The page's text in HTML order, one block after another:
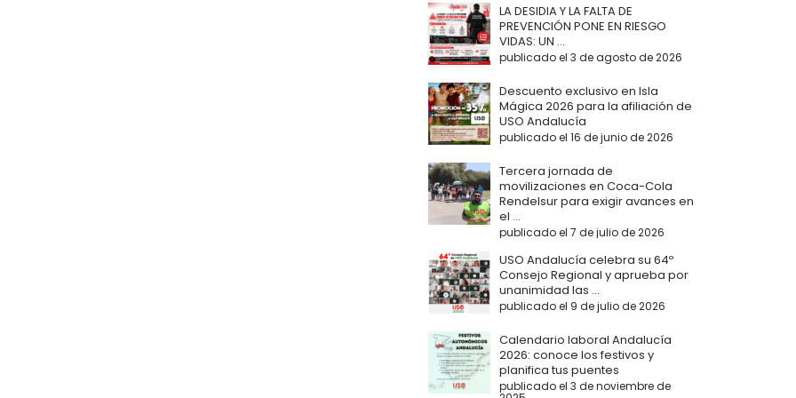
LA DESIDIA Y LA FALTA DE
PREVENCIÓN PONE EN RIESGO
VIDAS: UN ...
publicado el 3 de agosto de 2026
Descuento exclusivo en Isla
Mágica 2026 para la afiliación de
USO Andalucía
publicado el 16 de junio de 2026
Tercera jornada de
movilizaciones en Coca-Cola
Rendelsur para exigir avances en
el ...
publicado el 7 de julio de 2026
USO Andalucía celebra su 64º
Consejo Regional y aprueba por
unanimidad las ...
publicado el 9 de julio de 2026
Calendario laboral Andalucía
2026: conoce los festivos y
planifica tus puentes
publicado el 3 de noviembre de